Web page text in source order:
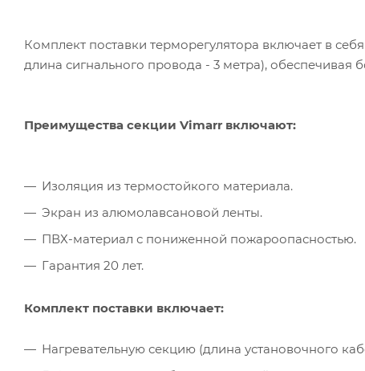
Комплект поставки терморегулятора включает в
длина сигнального провода - 3 метра), обеспечивая
Преимущества секции Vimarr включают:
Изоляция из термостойкого материала.
Экран из алюмолавсановой ленты.
ПВХ-материал с пониженной пожароопасностью.
Гарантия 20 лет.
Комплект поставки включает:
Нагревательную секцию (длина установочного